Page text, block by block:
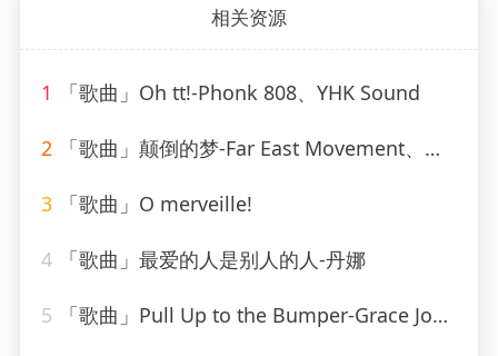
相关资源
1 「歌曲」Oh tt!-Phonk 808、YHK Sound
2 「歌曲」颠倒的梦-Far East Movement、刘宇宁
3 「歌曲」O merveille!
4 「歌曲」最爱的人是别人的人-丹娜
5 「歌曲」Pull Up to the Bumper-Grace Jones、Funkstar de Luxe